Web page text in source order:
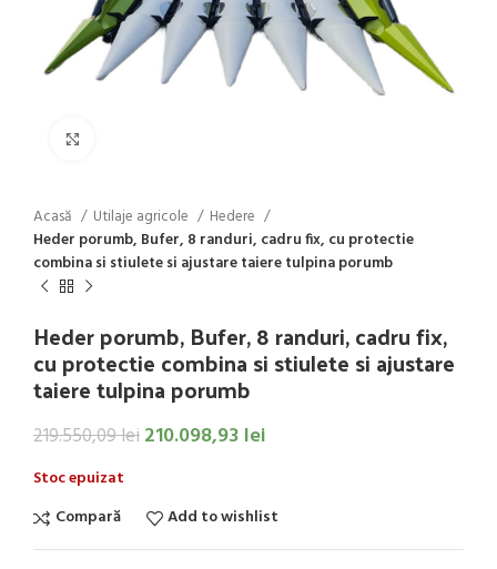
Acasă Utilaje agricole
Hedere
Heder porumb, Bufer, 8 randuri, cadru fix, cu protectie
combina si stiulete si ajustare taiere tulpina porumb
Heder porumb, Bufer, 8 randuri, cadru fix,
cu protectie combina si stiulete si ajustare
taiere tulpina porumb
219.550,09lei210.098,93 lei
Stoc epuizat
Compară
Add to wishlist